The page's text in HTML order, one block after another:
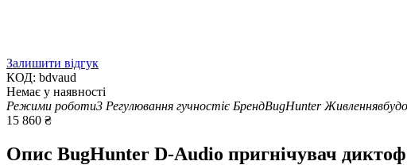
Залишити відгук
КОД: bdvaud
Немає у наявності
Режими роботи3 Регулювання гучностіє БрендBugHunter Живлення
15 860 ₴
Опис BugHunter D-Audio пригнічувач